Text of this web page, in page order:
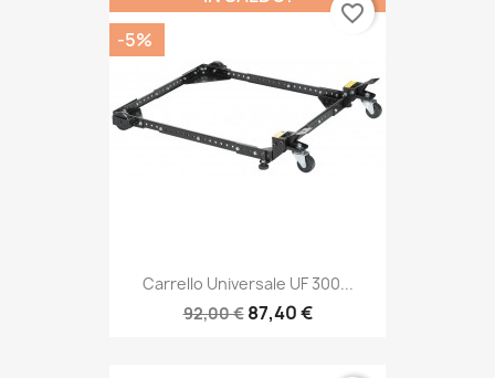
Carrello Universale UF 300...
92,00 € 87,40 €
-5%
favorite_border